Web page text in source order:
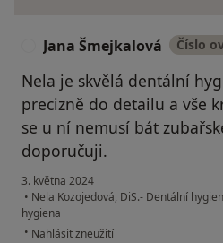
Jana Šmejkalová Číslo
Nela je skvělá dentální
precizně do detailu a vše
se u ní nemusí bát
doporučuji.
3. května 2024
• Nela Kozojedová, DiS.- Dentální
hygiena
• podle názoru uživatele Jana Šmejkalová
Nahlásit zneužití